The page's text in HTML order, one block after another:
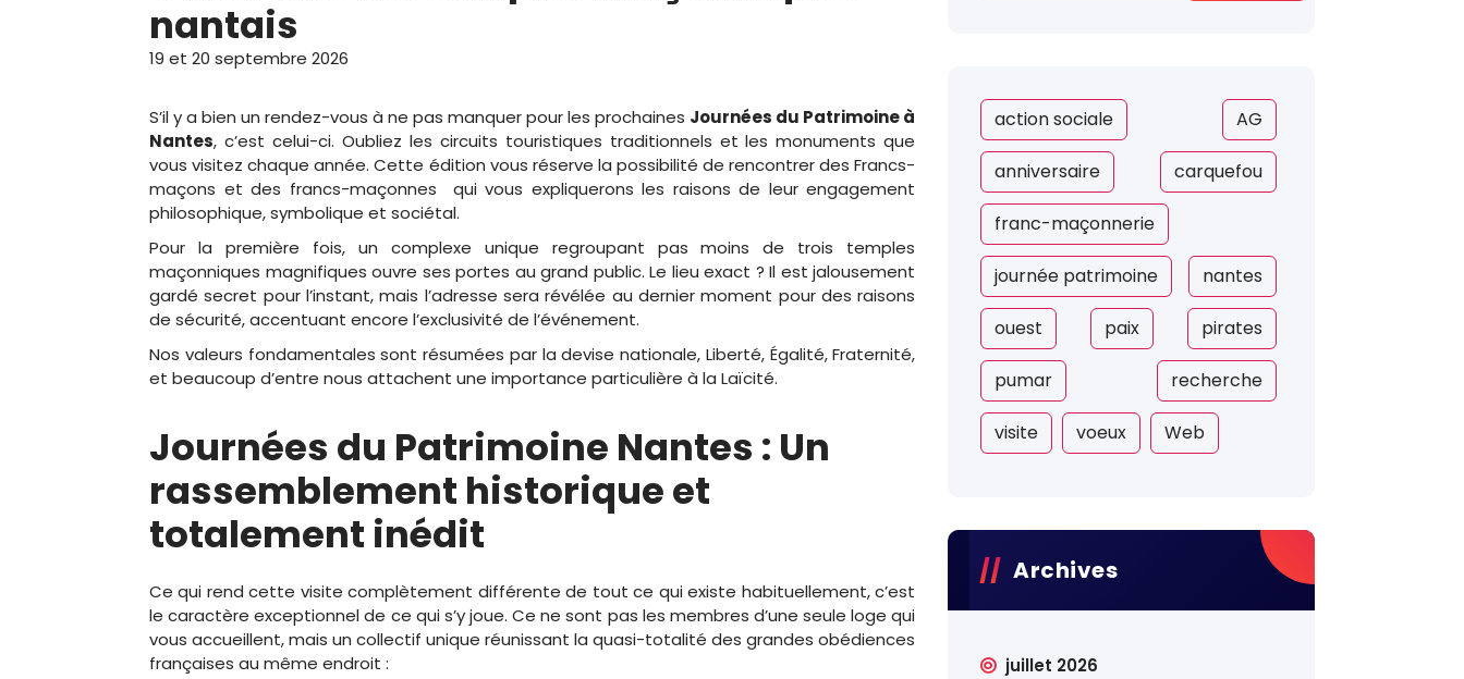
nantais
19 et 20 septembre 2026
S’il y a bien un rendez-vous à ne pas manquer pour les prochaines Journées du Patrimoine à
Nantes, c’est celui-ci. Oubliez les circuits touristiques traditionnels et les monuments que
vous visitez chaque année. Cette édition vous réserve la possibilité de rencontrer des Francs-
maçons et des francs-maçonnes qui vous expliquerons les raisons de leur engagement
philosophique, symbolique et sociétal.
Pour la première fois, un complexe unique regroupant pas moins de trois temples
maçonniques magnifiques ouvre ses portes au grand public. Le lieu exact ? Il est jalousement
gardé secret pour l’instant, mais l’adresse sera révélée au dernier moment pour des raisons
de sécurité, accentuant encore l’exclusivité de l’événement.
Nos valeurs fondamentales sont résumées par la devise nationale, Liberté, Égalité, Fraternité,
et beaucoup d’entre nous attachent une importance particulière à la Laïcité.
Journées du Patrimoine Nantes : Un
rassemblement historique et
totalement inédit
Ce qui rend cette visite complètement différente de tout ce qui existe habituellement, c’est
le caractère exceptionnel de ce qui s’y joue. Ce ne sont pas les membres d’une seule loge qui
vous accueillent, mais un collectif unique réunissant la quasi-totalité des grandes obédiences
françaises au même endroit :
action sociale AG
anniversaire carquefou
franc-maçonnerie
journée patrimoine nantes
ouest paix pirates
pumar recherche
visite voeux Web
Archives
juillet 2026